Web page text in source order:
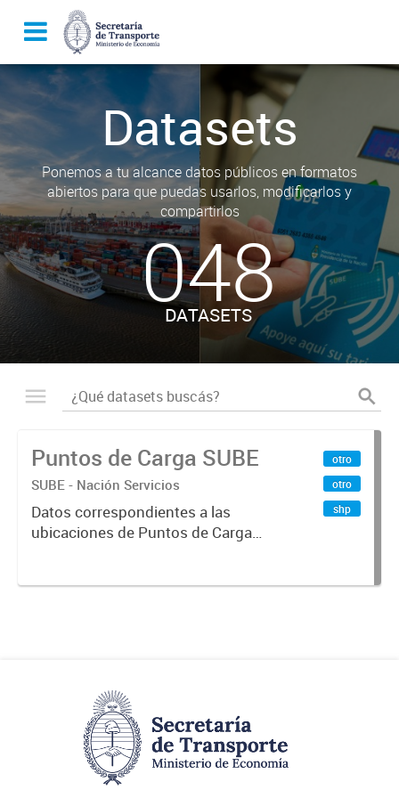
Datasets
Ponemos a tu alcance datos públicos en formatos
abiertos para que puedas usarlos, modificarlos y
compartirlos
048
DATASETS
Puntos de Carga SUBE
SUBE - Nación Servicios
Datos correspondientes a las
ubicaciones de Puntos de Carga
otro
otro
shp